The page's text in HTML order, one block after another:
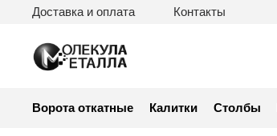
Доставка и оплата Контакты
Ворота откатные Калитки Столбы